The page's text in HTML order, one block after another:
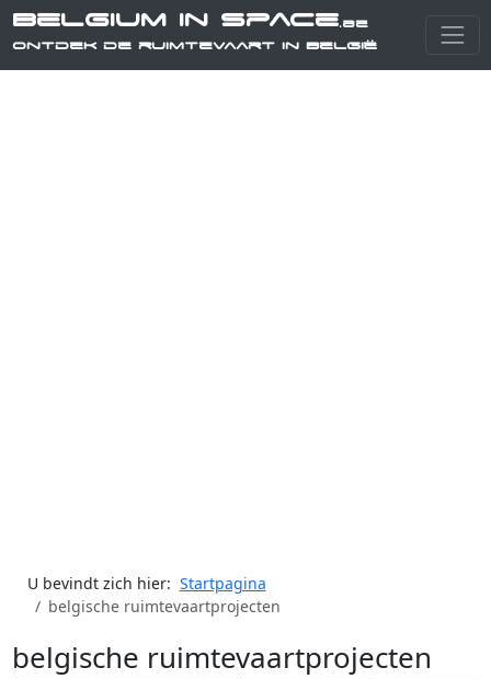
Belgium in Space.be
Ontdek de ruimtevaart in België
U bevindt zich hier: Startpagina
belgische ruimtevaartprojecten
belgische ruimtevaartprojecten